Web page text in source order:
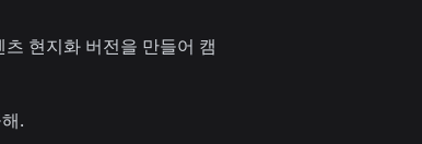
현지화 버전을 만들어 캠
.